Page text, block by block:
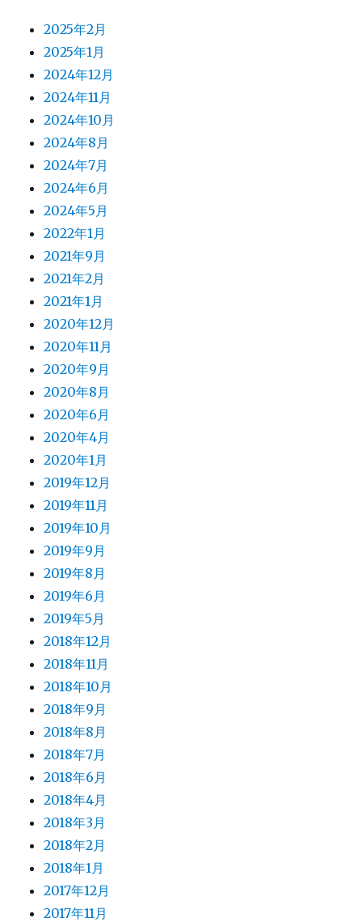
2025年2月
2025年1月
2024年12月
2024年11月
2024年10月
2024年8月
2024年7月
2024年6月
2024年5月
2022年1月
2021年9月
2021年2月
2021年1月
2020年12月
2020年11月
2020年9月
2020年8月
2020年6月
2020年4月
2020年1月
2019年12月
2019年11月
2019年10月
2019年9月
2019年8月
2019年6月
2019年5月
2018年12月
2018年11月
2018年10月
2018年9月
2018年8月
2018年7月
2018年6月
2018年4月
2018年3月
2018年2月
2018年1月
2017年12月
2017年11月